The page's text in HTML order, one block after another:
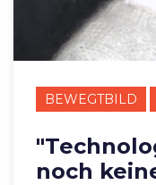
BEWEGTBILD
noch